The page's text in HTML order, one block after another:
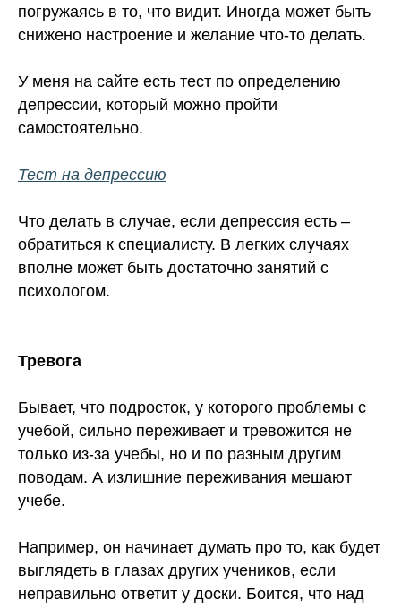
погружаясь в то, что видит. Иногда может быть
снижено настроение и желание что-то делать.
У меня на сайте есть тест по определению
депрессии, который можно пройти
самостоятельно.
Тест на депрессию
Что делать в случае, если депрессия есть –
обратиться к специалисту. В легких случаях
вполне может быть достаточно занятий с
психологом.
Тревога
Бывает, что подросток, у которого проблемы с
учебой, сильно переживает и тревожится не
только из-за учебы, но и по разным другим
поводам. А излишние переживания мешают
учебе.
Например, он начинает думать про то, как будет
выглядеть в глазах других учеников, если
неправильно ответит у доски. Боится, что над